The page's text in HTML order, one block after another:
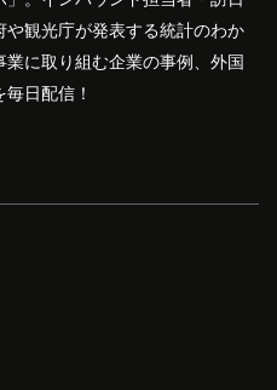
観光庁が発表する統計のわか
に取り組む企業の事例、外国
日配信！